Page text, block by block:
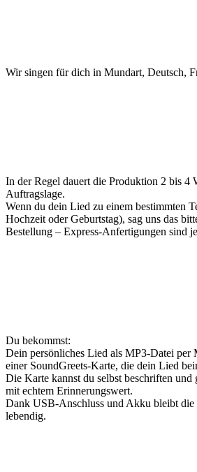
Wir singen für dich in Mundart, Deutsch,
In der Regel dauert die Produktion 2 bis 4
Auftragslage.
Wenn du dein Lied zu einem bestimmten
Hochzeit oder Geburtstag), sag uns das
Bestellung – Express-Anfertigungen sind
Du bekommst:
Dein persönliches Lied als MP3-Datei per
einer SoundGreets-Karte, die dein Lied
Die Karte kannst du selbst beschriften und
mit echtem Erinnerungswert.
Dank USB-Anschluss und Akku bleibt die
lebendig.